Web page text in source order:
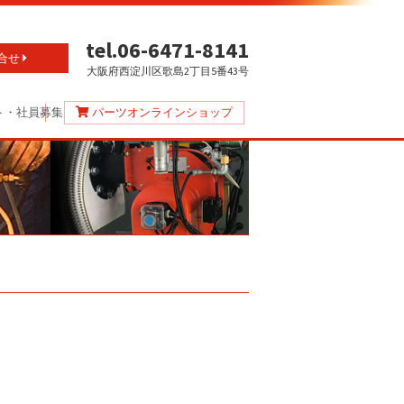
tel.06-6471-8141
大阪府西淀川区歌島2丁目5番43号
せ
・社員募集 パーツオンラインショップ